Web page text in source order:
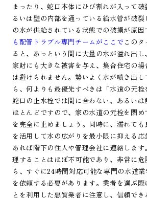
まったり、蛇口本体にひび割れが入って
るいは壁の内部を通っている給水管が破
の水が供給されている状態での破損が原因
も配管トラブル専門チームがここで この
ると、あっという間に大量の水が溢れ出し
家財にも大きな被害を与え、集合住宅の
は避けられません。勢いよく水が噴き出
ら、何よりも最優先すべきは「水道の元栓
蛇口の止水栓では間に合わない、あるい
ほとんどですので、家の水道の元栓を閉
を完全に止めましょう。同時に、濡れて
を活用して水の広がりを最小限に抑える
あれば階下の住人や管理会社に連絡しま
理することはほぼ不可能であり、非常に
ら、すぐに24時間対応可能な専門の水道
を依頼する必要があります。業者を選ぶ際
とを利用した悪質業者に注意し、信頼でき